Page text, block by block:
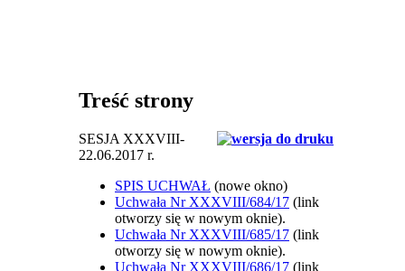
Treść strony
SESJA XXXVIII-
22.06.2017 r.
SPIS UCHWAŁ (nowe okno)
Uchwała Nr XXXVIII/684/17 (link
otworzy się w nowym oknie).
Uchwała Nr XXXVIII/685/17 (link
otworzy się w nowym oknie).
Uchwała Nr XXXVIII/686/17 (link